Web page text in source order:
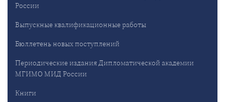
России
Выпускные квалификационные работы
Бюллетень новых поступлений
Периодические издания Дипломатической академии
МГИМО МИД России
Книги